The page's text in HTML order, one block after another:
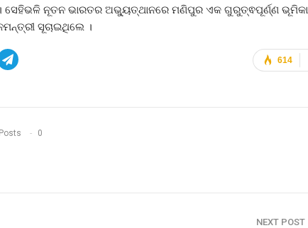
ସେହିଭଳି ନୂତନ ଭାରତର ଅଭ୍ୟୁତ୍ଥାନରେ ମଣିପୁର ଏକ ଗୁରୁତ୍ଵପୂର୍ଣ୍ଣ ଭୂମିକା
ସୂଚାଇଥିଲେ ।
614
0
NEXT POST